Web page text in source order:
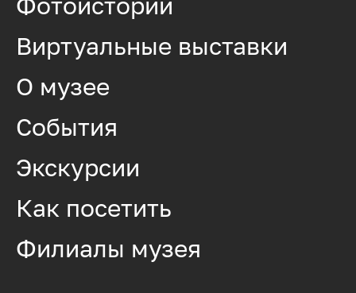
Виртуальные выставки
О музее
События
Экскурсии
Как посетить
Филиалы музея